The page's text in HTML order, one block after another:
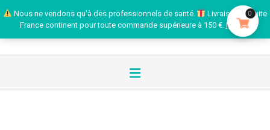
Nous ne vendons qu'à des professionnels de santé.
Livraison gratuite
France continent pour toute commande supérieure à 150 €. Ignorer
0